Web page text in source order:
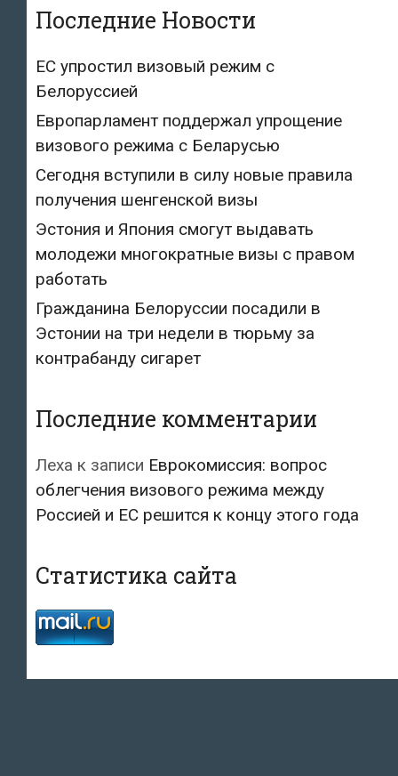
Последние Новости
ЕС упростил визовый режим с
Белоруссией
Европарламент поддержал упрощение
визового режима с Беларусью
Сегодня вступили в силу новые правила
получения шенгенской визы
Эстония и Япония смогут выдавать
молодежи многократные визы с правом
работать
Гражданина Белоруссии посадили в
Эстонии на три недели в тюрьму за
контрабанду сигарет
Последние комментарии
Леха к записи Еврокомиссия: вопрос
облегчения визового режима между
Россией и ЕС решится к концу этого года
Статистика сайта